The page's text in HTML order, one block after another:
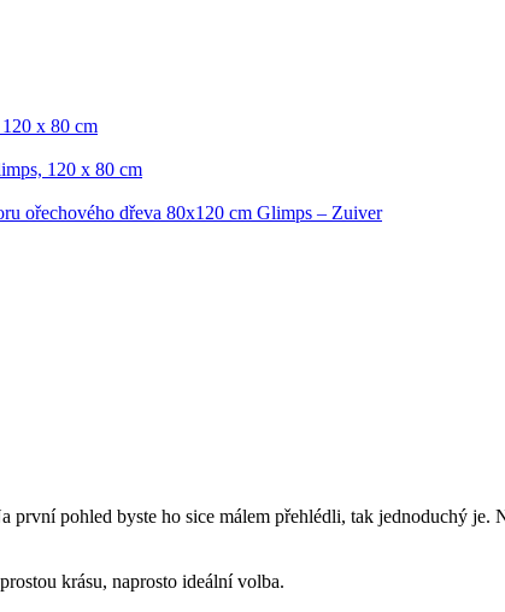
x 80 cm
120 x 80 cm
ořechového dřeva 80x120 cm Glimps – Zuiver
první pohled byste ho sice málem přehlédli, tak jednoduchý
krásu, naprosto ideální volba.